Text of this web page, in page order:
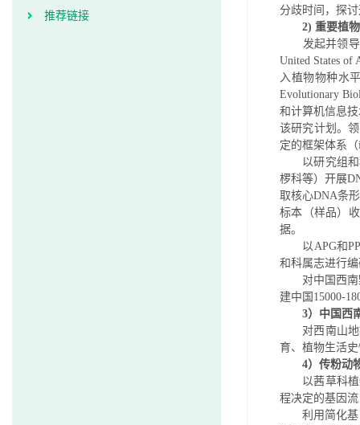
推荐链接
分歧时间，探
2) 重要植
发起并领导了
United States
入植物物种水
Evolutionary
和计算机信息
该研究计划。
定的框架体系
以研究组和种
椤科等）开展
取核心DNA条
标本（样品）
据。
以APG和
和科属志进行
对中国西南野
建中国15000-
3）中国西
对西南山地被
育、植物生活
4）传粉动
以茜草科植物
程决定的基因
利用简化基因